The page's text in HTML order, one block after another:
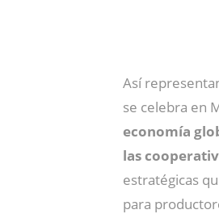
Así
se celebra en
economía
las
estratégicas
para